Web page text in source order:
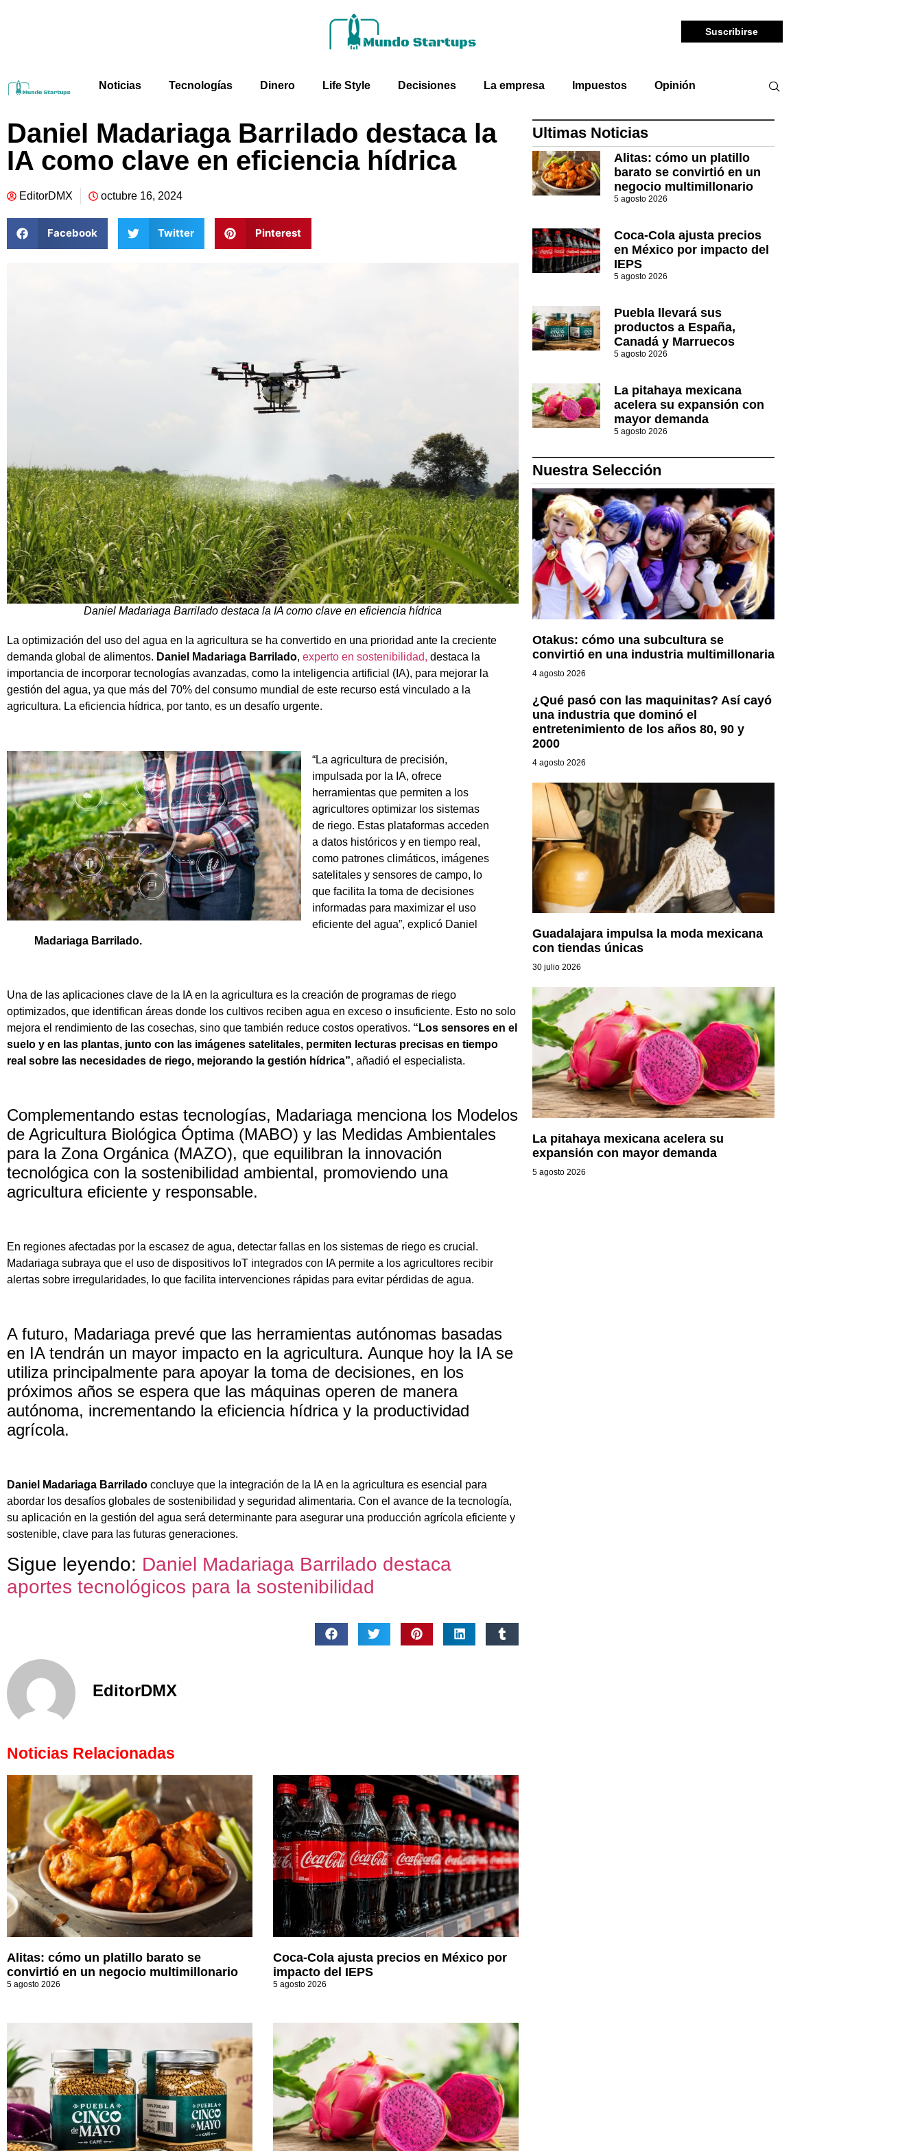
Suscribirse
Noticias Tecnologías Dinero Life Style Decisiones La empresa Impuestos Opinión
Daniel Madariaga Barrilado destaca la
IA como clave en eficiencia hídrica
EditorDMX octubre 16, 2024
Facebook Twitter Pinterest
Daniel Madariaga Barrilado destaca la IA como clave en eficiencia hídrica
La optimización del uso del agua en la agricultura se ha convertido en una prioridad ante la creciente
demanda global de alimentos. Daniel Madariaga Barrilado, experto en sostenibilidad, destaca la
importancia de incorporar tecnologías avanzadas, como la inteligencia artificial (IA), para mejorar la
gestión del agua, ya que más del 70% del consumo mundial de este recurso está vinculado a la
agricultura. La eficiencia hídrica, por tanto, es un desafío urgente.
“La agricultura de precisión,
impulsada por la IA, ofrece
herramientas que permiten a los
agricultores optimizar los sistemas
de riego. Estas plataformas acceden
a datos históricos y en tiempo real,
como patrones climáticos, imágenes
satelitales y sensores de campo, lo
que facilita la toma de decisiones
informadas para maximizar el uso
eficiente del agua”, explicó Daniel
Madariaga Barrilado.
Una de las aplicaciones clave de la IA en la agricultura es la creación de programas de riego
optimizados, que identifican áreas donde los cultivos reciben agua en exceso o insuficiente. Esto no solo
mejora el rendimiento de las cosechas, sino que también reduce costos operativos. “Los sensores en el
suelo y en las plantas, junto con las imágenes satelitales, permiten lecturas precisas en tiempo
real sobre las necesidades de riego, mejorando la gestión hídrica”, añadió el especialista.
Complementando estas tecnologías, Madariaga menciona los Modelos
de Agricultura Biológica Óptima (MABO) y las Medidas Ambientales
para la Zona Orgánica (MAZO), que equilibran la innovación
tecnológica con la sostenibilidad ambiental, promoviendo una
agricultura eficiente y responsable.
En regiones afectadas por la escasez de agua, detectar fallas en los sistemas de riego es crucial.
Madariaga subraya que el uso de dispositivos IoT integrados con IA permite a los agricultores recibir
alertas sobre irregularidades, lo que facilita intervenciones rápidas para evitar pérdidas de agua.
A futuro, Madariaga prevé que las herramientas autónomas basadas
en IA tendrán un mayor impacto en la agricultura. Aunque hoy la IA se
utiliza principalmente para apoyar la toma de decisiones, en los
próximos años se espera que las máquinas operen de manera
autónoma, incrementando la eficiencia hídrica y la productividad
agrícola.
Daniel Madariaga Barrilado concluye que la integración de la IA en la agricultura es esencial para
abordar los desafíos globales de sostenibilidad y seguridad alimentaria. Con el avance de la tecnología,
su aplicación en la gestión del agua será determinante para asegurar una producción agrícola eficiente y
sostenible, clave para las futuras generaciones.
Sigue leyendo: Daniel Madariaga Barrilado destaca
aportes tecnológicos para la sostenibilidad
EditorDMX
Noticias Relacionadas
Alitas: cómo un platillo barato se
convirtió en un negocio multimillonario
5 agosto 2026
Coca-Cola ajusta precios en México por
impacto del IEPS
5 agosto 2026
Ultimas Noticias
Alitas: cómo un platillo
barato se convirtió en un
negocio multimillonario
5 agosto 2026
Coca-Cola ajusta precios
en México por impacto del
IEPS
5 agosto 2026
Puebla llevará sus
productos a España,
Canadá y Marruecos
5 agosto 2026
La pitahaya mexicana
acelera su expansión con
mayor demanda
5 agosto 2026
Nuestra Selección
Otakus: cómo una subcultura se
convirtió en una industria multimillonaria
4 agosto 2026
¿Qué pasó con las maquinitas? Así cayó
una industria que dominó el
entretenimiento de los años 80, 90 y
2000
4 agosto 2026
Guadalajara impulsa la moda mexicana
con tiendas únicas
30 julio 2026
La pitahaya mexicana acelera su
expansión con mayor demanda
5 agosto 2026